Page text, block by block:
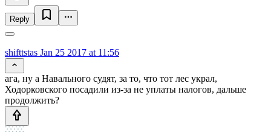
Reply
shifttstas Jan 25 2017 at 11:56
ага, ну а Навального судят, за то, что тот лес украл,
Ходорковского посадили из-за не уплаты налогов, дальше
продолжить?